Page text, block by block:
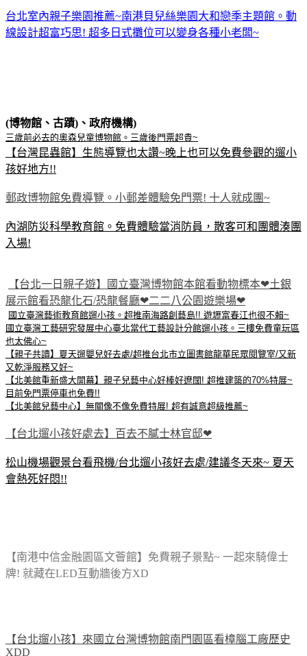
台北室內親子樂園推薦~南港貝兒絲樂園大和戀季主題館。動
線設計超富巧思! 超多日式攤位可以變身各種小老闆~
(博物館、古蹟)、政府機構)
三歲前必去的奧森兒童博物館。三歲後門票超貴~
【台灣昆蟲館】生態導覽也太讚~晚上也可以免費參觀的遛小
孩好地方!!
郵政博物館免費導覽。小郵差體驗免門票! 十人就成團~
內湖防災科學教育館。免費體驗當消防員，散客可和團體湊團
入場!
【台北一日親子遊】國立臺灣博物館本館看動物標本❤土銀
展示館看恐龍化石/恐龍餐廳❤二二八公園遊樂場❤
國立臺灣藝術教育館遛小孩。超推南海路創藝島!! 遊壢富春江也很不賴~
國立臺灣工藝研究發展中心臺北當代工藝設計分館遛小孩。三樓免費童玩區
也太佛心~
【親子共讀】夏天遛嬰兒好去處/超推台北市立圖書館龍華民眾閱覽室/又新
又乾淨服務又好~
【北美館重新盛大開幕】親子兒藝中心好棒好遼闊! 超推建築的70%特展~
目前免門票停車也免費!!
【北美館兒藝中心】無關像不像免費特展! 超有誠意超級推薦~
【台北遛小孩好處去】百去不膩士林官邸❤
松山機場觀景台看飛機/台北遛小孩好去處/建議冬天來~ 夏天
會熱死好悶!!
【南港中信金融園區文薈館】免費親子景點~ 一起來騎偉士
牌! 就藏在LED互動牆後方XD
【台北遛小孩】來國立台灣博物館南門園區看樟腦工廠歷史
XDD